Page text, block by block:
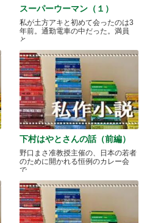
スーパーウーマン（１）
私が土方アキと初めて会ったのは3
年前。通勤電車の中だった。満員
と.....
下村はやとさんの話（前編）
野口まさ准教授主催の、日本の若者
のために開かれる恒例のカレー会
で.....